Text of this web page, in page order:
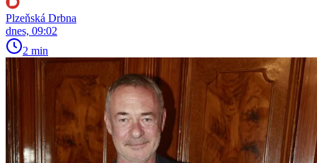
Plzeňská Drbna
dnes, 09:02
2 min